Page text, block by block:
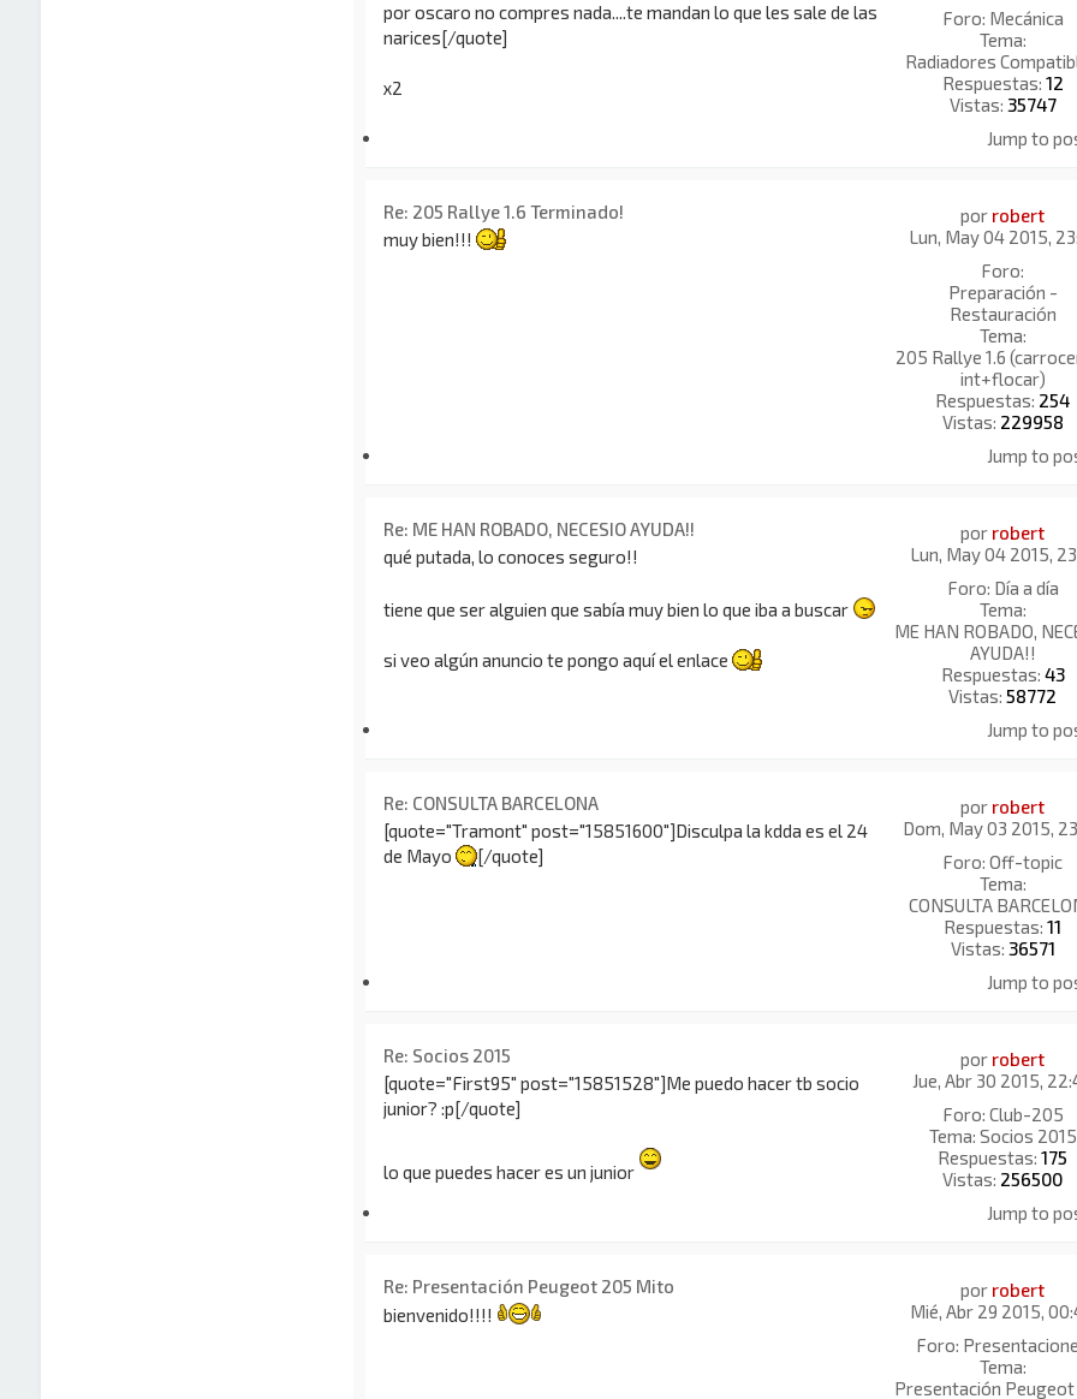
Foro: Mecánica
Tema:
Radiadores
Respuestas: 12
Vistas: 35747
por oscaro no compres nada....te mandan lo que les sale de las
narices[/quote]
x2
Jump to
por robert
Lun, May 04 2015,
Foro:
Preparación -
Restauración
Tema:
205 Rallye 1.6
int+flocar)
Respuestas: 254
Vistas: 229958
Re: 205 Rallye 1.6 Terminado!
muy bien!!!
Jump to
por robert
Lun, May 04 2015,
Foro: Día a día
Tema:
ME HAN ROBADO,
AYUDA!!
Respuestas: 43
Vistas: 58772
Re: ME HAN ROBADO, NECESIO AYUDA!!
qué putada, lo conoces seguro!!
tiene que ser alguien que sabía muy bien lo que iba a buscar
si veo algún anuncio te pongo aquí el enlace
Jump to
por robert
Dom, May 03 2015,
Foro:Off-topic
Tema:
CONSULTA
Respuestas:11
Vistas: 36571
Re: CONSULTA BARCELONA
[quote="Tramont" post="15851600"]Disculpa la kdda es el 24
de Mayo
[/quote]
Jump to
por robert
Jue, Abr 30 2015,
Foro: Club-205
Tema: Socios 2015
Respuestas:175
Vistas: 256500
Re: Socios 2015
[quote="First95" post="15851528"]Me puedo hacer tb socio
junior? :p[/quote]
lo que puedes hacer es un junior
Jump to
por robert
Mié, Abr 29 2015,
Foro:
Tema:
Presentación
Re: Presentación Peugeot 205 Mito
bienvenido!!!!